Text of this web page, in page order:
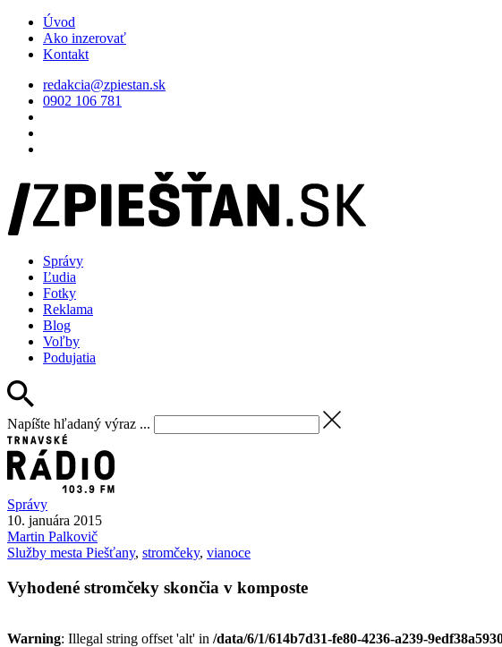
Úvod
Ako inzerovať
Kontakt
redakcia@zpiestan.sk
0902 106 781
Správy
Ľudia
Fotky
Reklama
Blog
Voľby
Podujatia
Napíšte hľadaný výraz ...
Správy
10. januára 2015
Martin Palkovič
Služby mesta Piešťany, stromčeky, vianoce
Vyhodené stromčeky skončia v komposte
Warning: Illegal string offset 'alt' in /data/6/1/614b7d31-fe80-4236-a239-